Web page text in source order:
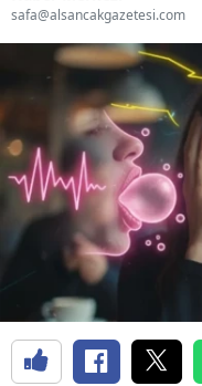
safa@alsancakgazetesi.com